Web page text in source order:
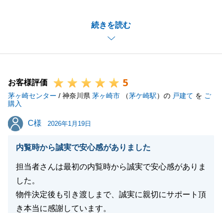
続きを読む
ないため、最初は不安も大きかったこととお察しいた
その中で、私の熱意を信じてお任せいただけたこと
「地元の会社ならではの安心感」を大切に、今後も何
かお困り事がございましたらいつでもお立ち寄りいた
だける関係でありたいと思っております。
何かお困り事がございましたらお声がけいただけます
この度は誠にありがとうございました。
閉じる
お客様評価 5
茅ヶ崎センター / 神奈川県 茅ヶ崎市 （茅ケ崎駅）の 戸建て を ご
購入
C様
C様 2026年1月19日
内覧時から誠実で安心感がありました
担当者さんは最初の内覧時から誠実で安心感がありま
した。
物件決定後も引き渡しまで、誠実に親切にサポート頂
き本当に感謝しています。